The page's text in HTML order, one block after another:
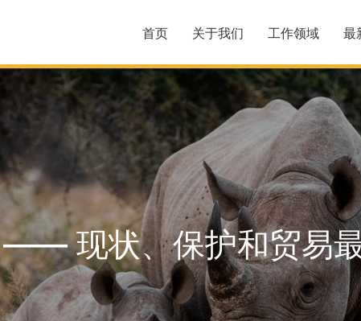
首页 关于我们 工作领域 最
现状、保护和贸易